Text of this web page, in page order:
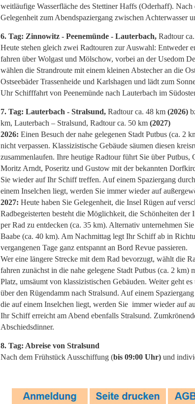
weitläufige Wasserfläche des Stettiner Haffs (Oderhaff).
Gelegenheit zum Abendspaziergang zwischen Achterwasser
6. Tag: Zinnowitz - Peenemünde - Lauterbach,Radtour
Heute stehen gleich zwei Radtouren zur Auswahl: Entweder
fahren über Wolgast und Mölschow, vorbei an der Usedom
wählen die Strandroute mit einem kleinen Abstecher an die
Ostseebäder Trassenheide und Karlshagen und lädt zum
Uhr Schifffahrt von Peenemünde nach Lauterbach im
7. Tag: Lauterbach - Stralsund,Radtour ca. 48 km(2026)
km, Lauterbach – Stralsund, Radtour ca. 50 km (2027)
2026: Einen Besuch der nahe gelegenen Stadt Putbus (ca. 2
nicht verpassen. Klassizistische Gebäude säumen diesen
zusammenlaufen. Ihre heutige Radtour führt Sie über
Moritz Arndt, Poseritz und Gustow mit der bekannten
Sie wieder auf Ihr Schiff treffen. Auf einem Spaziergang
einem Inselchen liegt, werden Sie immer wieder auf
2027: Heute haben Sie Gelegenheit, die Insel Rügen auf
Radbegeisterten besteht die Möglichkeit, die Schönheiten
per Rad zu entdecken (ca. 35 km). Alternativ unternehmen
Baabe (ca. 40 km). Am Nachmittag legt Ihr Schiff ab in
vergangenen Tage ganz entspannt an Bord Revue passieren.
Wer eine längere Strecke mit dem Rad bevorzugt, wählt die
fahren zunächst in die nahe gelegene Stadt Putbus (ca. 2 km)
Platz, umsäumt von klassizistischen Gebäuden. Weiter geht
über den Rügendamm nach Stralsund. Auf einem
die auf einem Inselchen liegt, werden Sie immer wieder auf
Ihr Schiff erreicht am Abend ebenfalls Stralsund.
Abschiedsdinner.
8. Tag: Abreise von Stralsund
Nach dem Frühstück Ausschiffung (bis 09:00 Uhr)und